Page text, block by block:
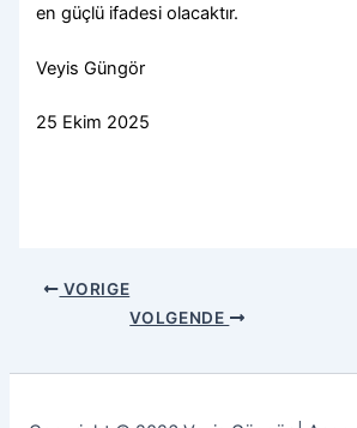
en güçlü ifadesi olacaktır.
Veyis Güngör
25 Ekim 2025
VORIGE
VOLGENDE